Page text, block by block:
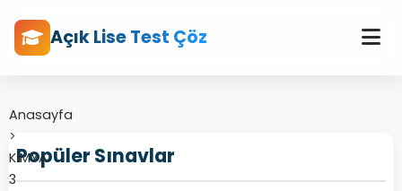
Açık Lise Test Çöz
Anasayfa
>
KİMYA
3
Popüler Sınavlar